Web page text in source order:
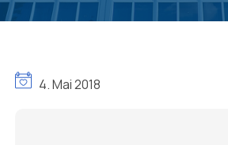
4. Mai 2018